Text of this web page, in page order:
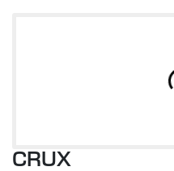
Cargando imágenes de producto
CRUX